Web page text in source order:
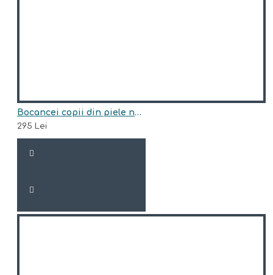
Bocancei copii din piele naturala model ARI BLANA
295 Lei